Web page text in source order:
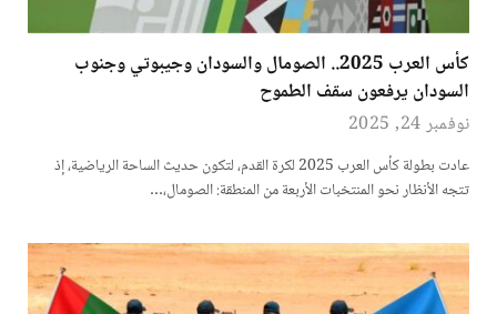
كأس العرب 2025.. الصومال والسودان وجيبوتي وجنوب
السودان يرفعون سقف الطموح
نوفمبر 24, 2025
عادت بطولة كأس العرب 2025 لكرة القدم، لتكون حديث الساحة الرياضية، إذ
تتجه الأنظار نحو المنتخبات الأربعة من المنطقة: الصومال،…